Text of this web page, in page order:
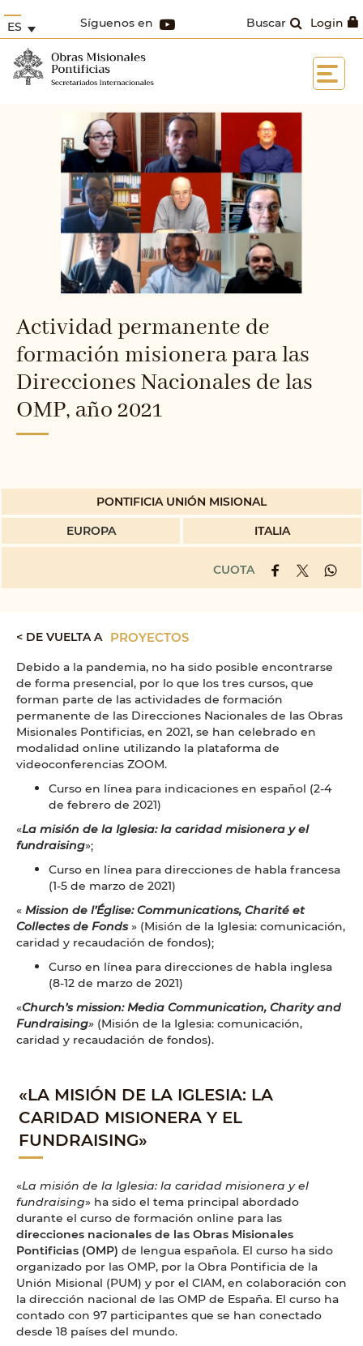
Login
Buscar
Síguenos en
ES
Actividad permanente de
formación misionera para las
Direcciones Nacionales de las
OMP, año 2021
PONTIFICIA UNIÓN MISIONAL
EUROPA
ITALIA
CUOTA
< DE VUELTA A PROYECTOS
Debido a la pandemia, no ha sido posible encontrarse
de forma presencial, por lo que los tres cursos, que
forman parte de las actividades de formación
permanente de las Direcciones Nacionales de las Obras
Misionales Pontificias, en 2021, se han celebrado en
modalidad online utilizando la plataforma de
videoconferencias ZOOM.
Curso en línea para indicaciones en español (2-4
de febrero de 2021)
«La misión de la Iglesia: la caridad misionera y el
fundraising»;
Curso en línea para direcciones de habla francesa
(1-5 de marzo de 2021)
« Mission de l’Église: Communications, Charité et
Collectes de Fonds» (Misión de la Iglesia: comunicación,
caridad y recaudación de fondos);
Curso en línea para direcciones de habla inglesa
(8-12 de marzo de 2021)
«Church’s mission: Media Communication, Charity and
Fundraising» (Misión de la Iglesia: comunicación,
caridad y recaudación de fondos).
«LA MISIÓN DE LA IGLESIA: LA
CARIDAD MISIONERA Y EL
FUNDRAISING»
«La misión de la Iglesia: la caridad misionera y el
fundraising» ha sido el tema principal abordado
durante el curso de formación online para las
direcciones nacionales de las Obras Misionales
Pontificias (OMP) de lengua española. El curso ha sido
organizado por las OMP, por la Obra Pontificia de la
Unión Misional (PUM) y por el CIAM, en colaboración con
la dirección nacional de las OMP de España. El curso ha
contado con 97 participantes que se han conectado
desde 18 países del mundo.